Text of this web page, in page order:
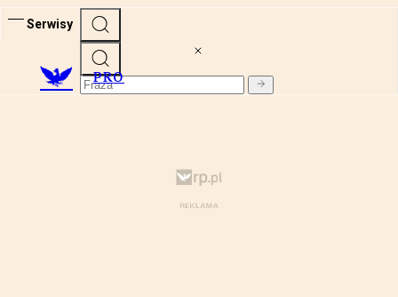
Serwisy
PRO